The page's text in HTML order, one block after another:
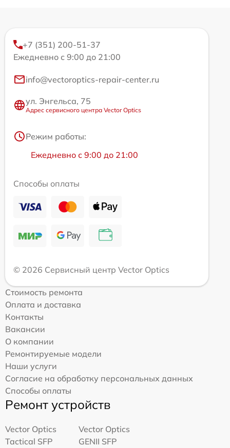
+7 (351) 200-51-37
Ежедневно с 9:00 до 21:00
info@vectoroptics-repair-center.ru
ул. Энгельса, 75
Адрес сервисного центра Vector Optics
Режим работы:
Ежедневно с 9:00 до 21:00
Способы оплаты
© 2026 Сервисный центр Vector Optics
Стоимость ремонта
Оплата и доставка
Контакты
Вакансии
О компании
Ремонтируемые модели
Наши услуги
Согласие на обработку персональных данных
Способы оплаты
Ремонт устройств
Vector Optics
Tactical SFP
Vector Optics
GENII SFP